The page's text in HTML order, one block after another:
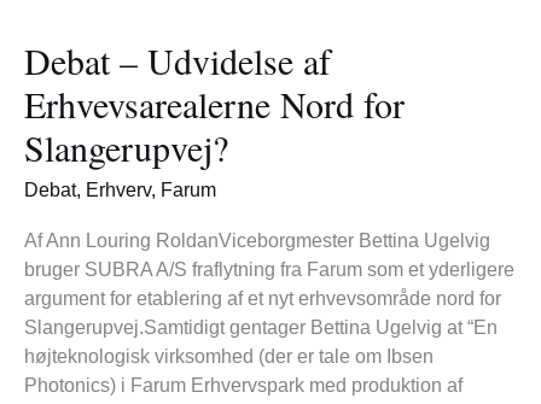
Debat – Udvidelse af
Erhvevsarealerne Nord for
Slangerupvej?
Debat, Erhverv, Farum
Af Ann Louring RoldanViceborgmester Bettina Ugelvig
bruger SUBRA A/S fraflytning fra Farum som et yderligere
argument for etablering af et nyt erhvevsområde nord for
Slangerupvej.Samtidigt gentager Bettina Ugelvig at “En
højteknologisk virksomhed (der er tale om Ibsen
Photonics) i Farum Erhvervspark med produktion af
Udvidelse
af
Erhvevsarealerne
Nord
for
Slangerupvej?